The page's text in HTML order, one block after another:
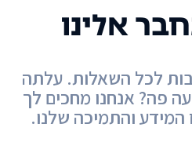
אלינו
לכל השאלות. עלתה
פה? אנחנו מחכים לך
והתמיכה שלנו.